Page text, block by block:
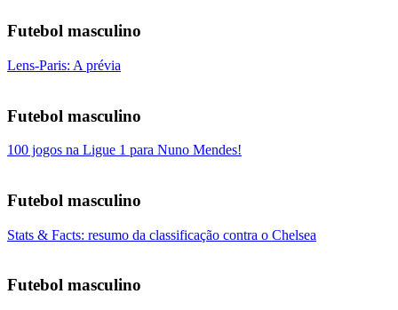
Futebol masculino
Lens-Paris: A prévia
Futebol masculino
100 jogos na Ligue 1 para Nuno Mendes!
Futebol masculino
Stats & Facts: resumo da classificação contra o Chelsea
Futebol masculino